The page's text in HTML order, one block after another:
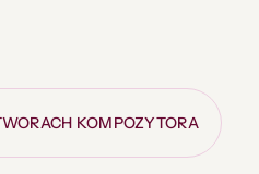
KOMPOZYTORA